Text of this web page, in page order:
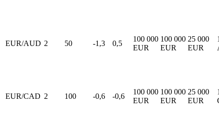
EUR/AUD 2 50 -1,3 0,5
100 000
EUR
100 000
EUR
25 000
EUR
EUR/CAD 2 100 -0,6 -0,6
100 000
EUR
100 000
EUR
25 000
EUR